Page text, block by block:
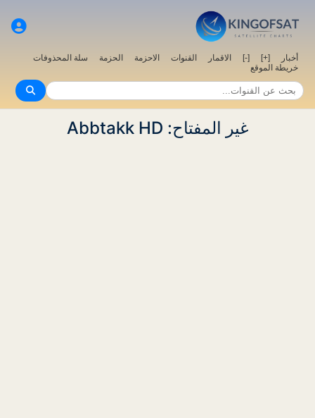
أخبار [+]
[-] الاقمار القنوات الاحزمة الحزمة
سلة المحذوفات
خريطة الموقع
غير المفتاح: Abbtakk HD